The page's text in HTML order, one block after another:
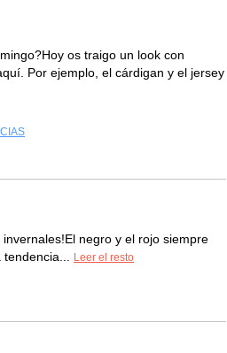
os traigo un look con
Por ejemplo, el cárdigan y el jersey
negro y el rojo siempre
Leer el resto